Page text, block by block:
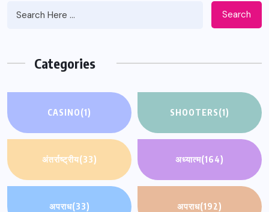
Search
Categories
CASINO(1) SHOOTERS(1)
अंतर्राष्ट्रीय(33) अध्यात्म(164)
अपराध(33) अपराध(192)